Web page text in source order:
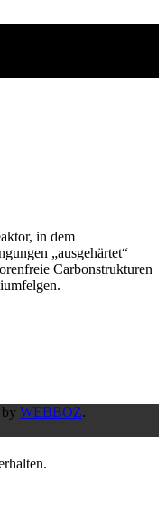
in dem
„ausgehärtet“
Carbonstrukturen
WEBBOZ.